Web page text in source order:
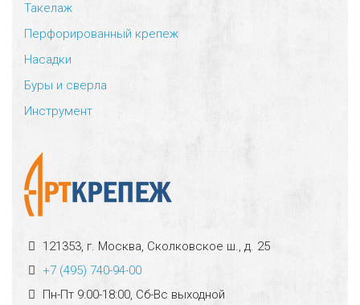
121353, г. Москва, Сколковское ш., д. 25
+7 (495) 740-94-00
Пн-Пт 9:00-18:00, Сб-Вс выходной
Такелаж
Перфорированный крепеж
Насадки
Буры и сверла
Инструмент